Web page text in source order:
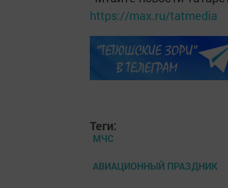
https://max.ru/tatmedia
Теги:
МЧС
АВИАЦИОННЫЙ ПРАЗДНИК